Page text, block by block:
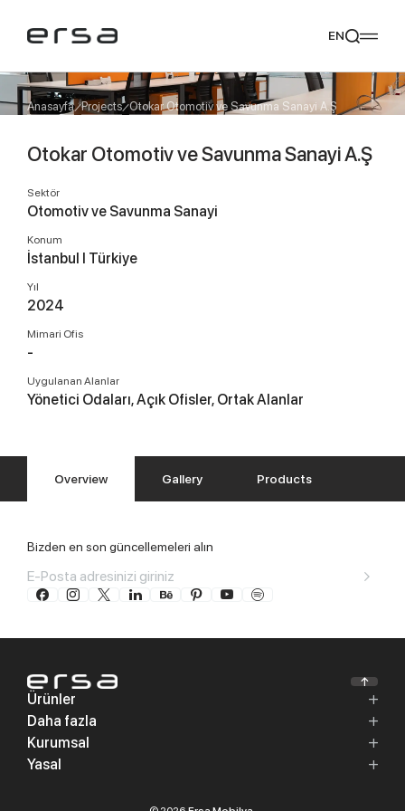
Popular searches
tearmeliades
Tavsiye Ediyoruz
EN
Anasayfa Projects Otokar Otomotiv ve Savunma Sanayi A.Ş
Otokar Otomotiv ve Savunma Sanayi A.Ş
Sektör
Otomotiv ve Savunma Sanayi
Konum
İstanbul I Türkiye
Yıl
2024
Mimari Ofis
-
Uygulanan Alanlar
Yönetici Odaları, Açık Ofisler, Ortak Alanlar
Overview Gallery Products
Bizden en son güncellemeleri alın
Ürünler
Daha fazla
Kurumsal
Yasal